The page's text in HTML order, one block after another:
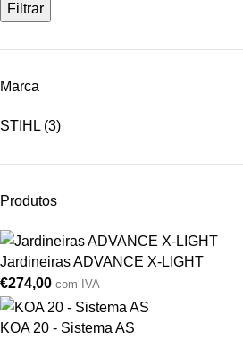
Filtrar
Marca
STIHL (3)
Produtos
Jardineiras ADVANCE X-LIGHT
€274,00 com IVA
KOA 20 - Sistema AS